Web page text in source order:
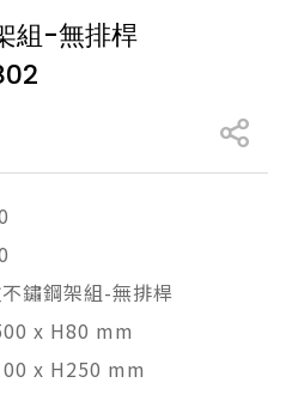
組-無排桿
鏽鋼架組-無排桿
x H80 mm
x H250 mm